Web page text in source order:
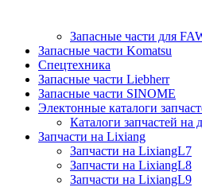
Запасные части для
Запасные части Komatsu
Спецтехника
Запасные части Liebherr
Запасные части SINOME
Электонные каталоги
Каталоги запчастей на
Запчасти на Lixiang
Запчасти на LixiangL7
Запчасти на LixiangL8
Запчасти на LixiangL9